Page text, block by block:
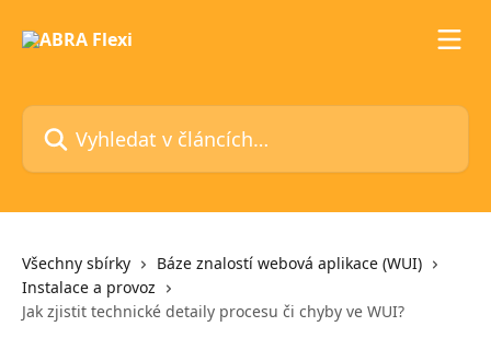
Vyhledat v článcích…
Všechny sbírky
Báze znalostí webová aplikace (WUI)
Instalace a provoz
Jak zjistit technické detaily procesu či chyby ve WUI?